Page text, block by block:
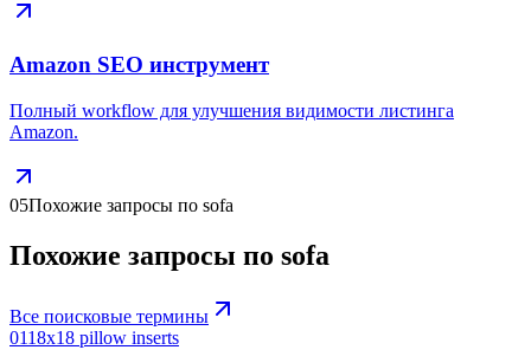
Amazon SEO инструмент
Полный workflow для улучшения видимости листинга
Amazon.
05Похожие запросы по sofa
Похожие запросы по sofa
Все поисковые термины
0118x18 pillow inserts